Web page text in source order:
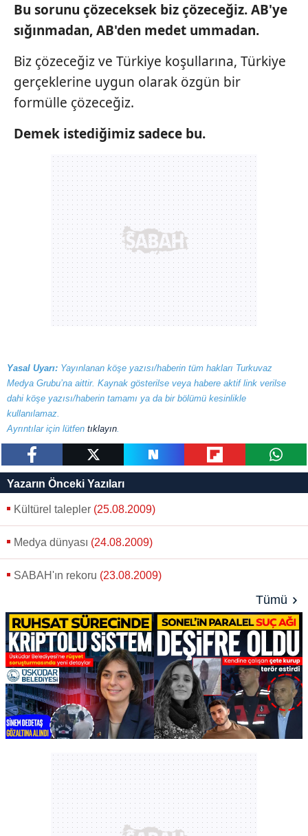
Bu sorunu çözeceksek biz çözeceğiz. AB'ye
sığınmadan, AB'den medet ummadan.
Biz çözeceğiz ve Türkiye koşullarına, Türkiye
gerçeklerine uygun olarak özgün bir
formülle çözeceğiz.
Demek istediğimiz sadece bu.
Yasal Uyarı: Yayınlanan köşe yazısı/haberin tüm hakları Turkuvaz
Medya Grubu’na aittir. Kaynak gösterilse veya habere aktif link verilse
dahi köşe yazısı/haberin tamamı ya da bir bölümü kesinlikle
kullanılamaz.
Ayrıntılar için lütfen tıklayın.
Yazarın Önceki Yazıları
Kültürel talepler (25.08.2009)
Medya dünyası (24.08.2009)
SABAH'ın rekoru (23.08.2009)
Tümü